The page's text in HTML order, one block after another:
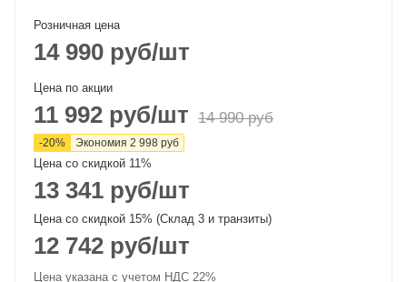
Розничная цена
14 990 руб/шт
Цена по акции
11 992 руб/шт 14 990руб
-20% Экономия 2 998 руб
Цена со скидкой 11%
13 341 руб/шт
Цена со скидкой 15% (Склад 3 и транзиты)
12 742 руб/шт
Цена указана с учетом НДС 22%